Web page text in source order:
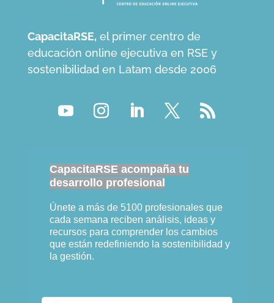
CapacitaRSE, el primer centro de
educación online ejecutiva en RSE y
sostenibilidad en Latam desde 2006
CapacitaRSE acompaña tu
desarrollo profesional
Únete a más de 5100 profesionales que
cada semana reciben análisis, ideas y
recursos para comprender los cambios
que están redefiniendo la sostenibilidad y
la gestión.